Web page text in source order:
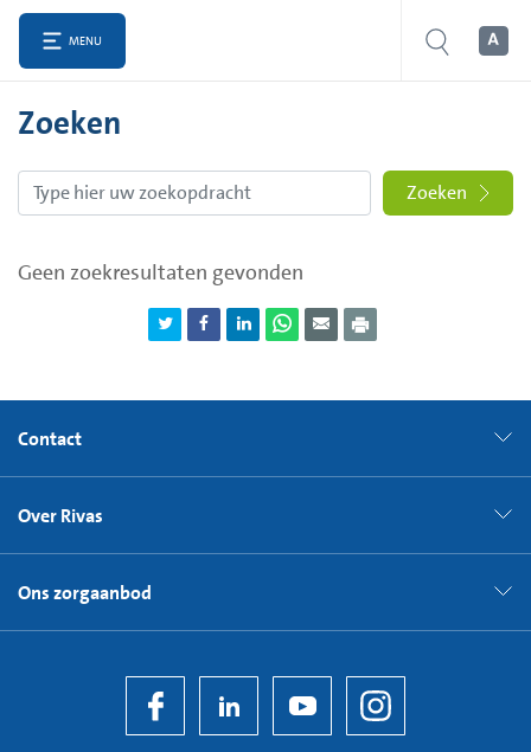
MENU
Zoeken
Zoeken
Geen zoekresultaten gevonden
Contact
Over Rivas
Ons zorgaanbod